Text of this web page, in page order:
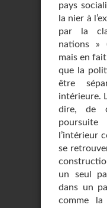
pays
la nier à
par la
nations »
mais en
que la
être
intérieure.
dire, de
l’intérieur
se
un seul
dans un
comme